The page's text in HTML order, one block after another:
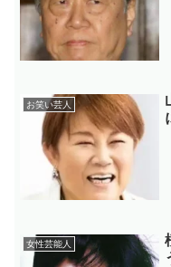
お笑い芸人
女性芸能人